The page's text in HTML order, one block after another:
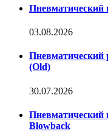
Пневматический
03.08.2026
Пневматический
(Old)
30.07.2026
Пневматический
Blowback